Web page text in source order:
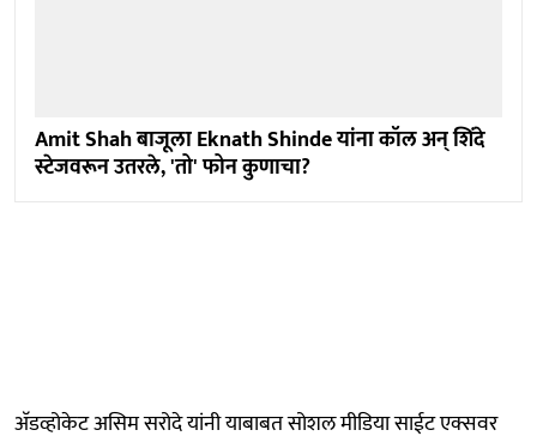
Amit Shah बाजूला Eknath Shinde यांना कॉल अन् शिंदे
स्टेजवरून उतरले, 'तो' फोन कुणाचा?
अ‍ॅडव्होकेट असिम सरोदे यांनी याबाबत सोशल मीडिया साईट एक्सवर